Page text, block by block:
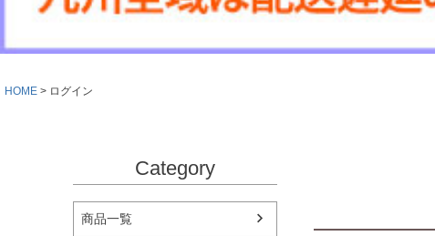
HOME ログイン
Category
商品一覧